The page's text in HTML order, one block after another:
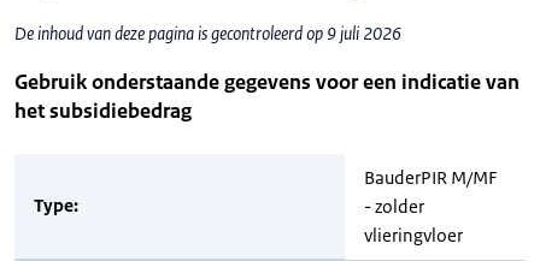
De inhoud van deze pagina is gecontroleerd op 9 juli 2026
Gebruik onderstaande gegevens voor een indicatie van
het subsidiebedrag
Type:
BauderPIR M/MF
- zolder
vlieringvloer